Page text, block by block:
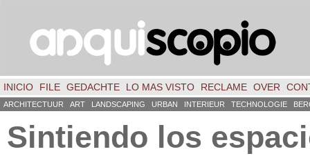
INICIO FILE GEDACHTE LO MAS VISTO RECLAME OVER
ARCHITECTUUR ART LANDSCAPING URBAN INTERIEUR TECHNOLOGIE
Sintiendo los